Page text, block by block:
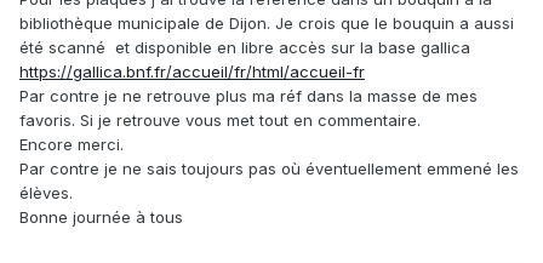
bibliothèque municipale de Dijon. Je crois que le bouquin a aussi
été scanné et disponible en libre accès sur la base gallica
https://gallica.bnf.fr/accueil/fr/html/accueil-fr
Par contre je ne retrouve plus ma réf dans la masse de mes
favoris. Si je retrouve vous met tout en commentaire.
Encore merci.
Par contre je ne sais toujours pas où éventuellement emmené les
élèves.
Bonne journée à tous